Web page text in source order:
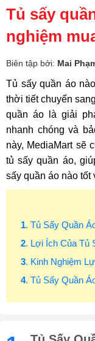
Tủ sấy
nghiệm
Biên tập bởi: Mai
Tủ sấy quần áo
thời tiết chuyển
quần áo là giải
nhanh chóng và
này, MediaMart sẽ
tủ sấy quần áo,
sấy quần áo nào tốt
1. Tủ Sấy Quần
2. Lợi Ích Của Tủ
3. Kinh Nghiệm
4. Tủ Sấy Quần